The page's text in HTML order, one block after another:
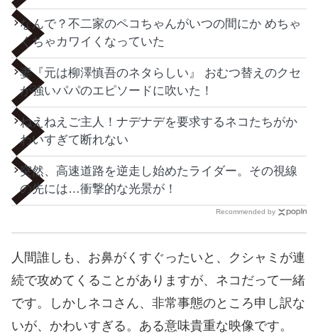
なんで？不二家のペコちゃんがいつの間にか めちゃ
くちゃカワイくなっていた
妻『元は柳澤慎吾のネタらしい』 おむつ替えのクセ
が強いパパのエピソードに吹いた！
ねえねえご主人！ナデナデを要求するネコたちがか
わいすぎて断れない
突然、高速道路を逆走し始めたライダー。その視線
の先には…衝撃的な光景が！
Recommended by
人間誰しも、お鼻がくすぐったいと、クシャミが連
続で攻めてくることがありますが、ネコだって一緒
です。しかしネコさん、非常事態のところ申し訳な
いが、かわいすぎる。ある意味貴重な映像です。